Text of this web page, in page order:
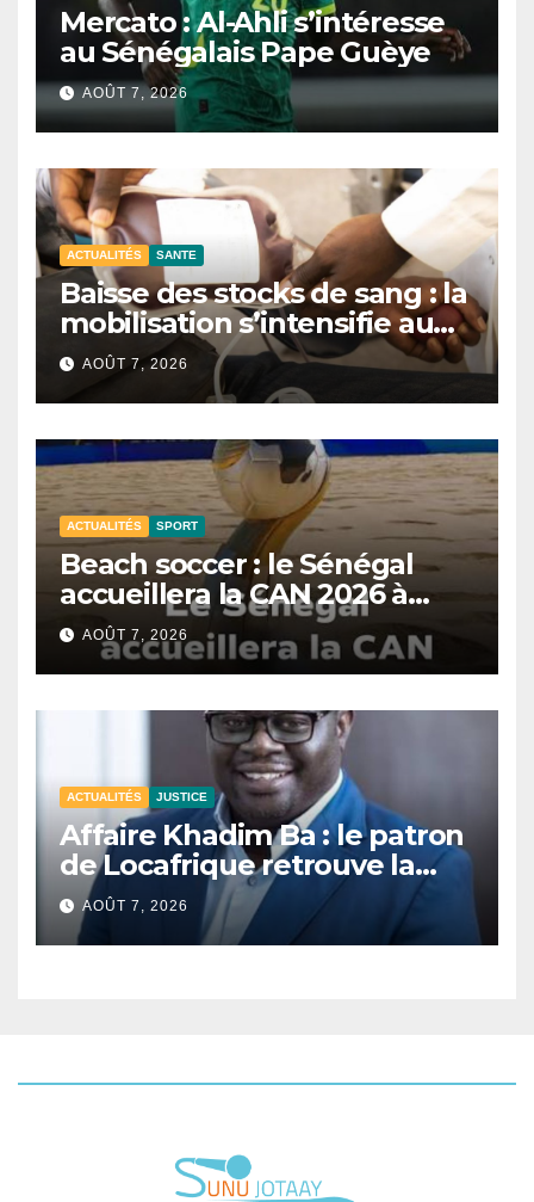
Mercato : Al-Ahli s’intéresse
au Sénégalais Pape Guèye
AOÛT 7, 2026
ACTUALITÉS SANTE
Baisse des stocks de sang : la
mobilisation s’intensifie au
CNTS de Dakar.
AOÛT 7, 2026
ACTUALITÉS SPORT
Beach soccer : le Sénégal
accueillera la CAN 2026 à
Dakar.
AOÛT 7, 2026
ACTUALITÉS JUSTICE
Affaire Khadim Ba : le patron
de Locafrique retrouve la
liberté.
AOÛT 7, 2026